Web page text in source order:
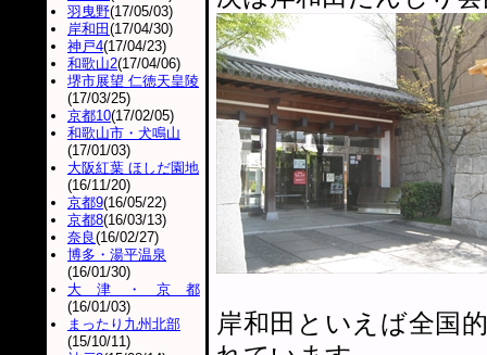
岸和田といえば全国
羽曳野(17/05/03)
岸和田 (17/04/30)
神戸4(17/04/23)
和歌山2(17/04/06)
堺市展望 仁徳天皇陵
(17/03/25)
京都10(17/02/05)
和歌山市・犬鳴山
(17/01/03)
大阪紅葉 ほしだ園地
(16/11/20)
京都9(16/05/22)
京都8(16/03/13)
奈良(16/02/27)
博多・湯平温泉
(16/01/30)
大津・京都
(16/01/03)
まったり九州北部
(15/10/11)